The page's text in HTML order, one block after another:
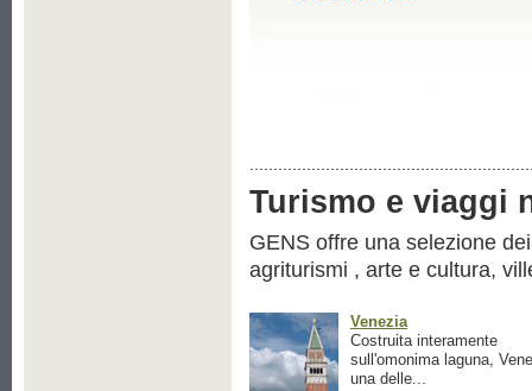
Turismo e viaggi
GENS offre una selezione
agriturismi , arte e cultura,
Venezia
Costruita interamente
sull'omonima laguna,
una delle...